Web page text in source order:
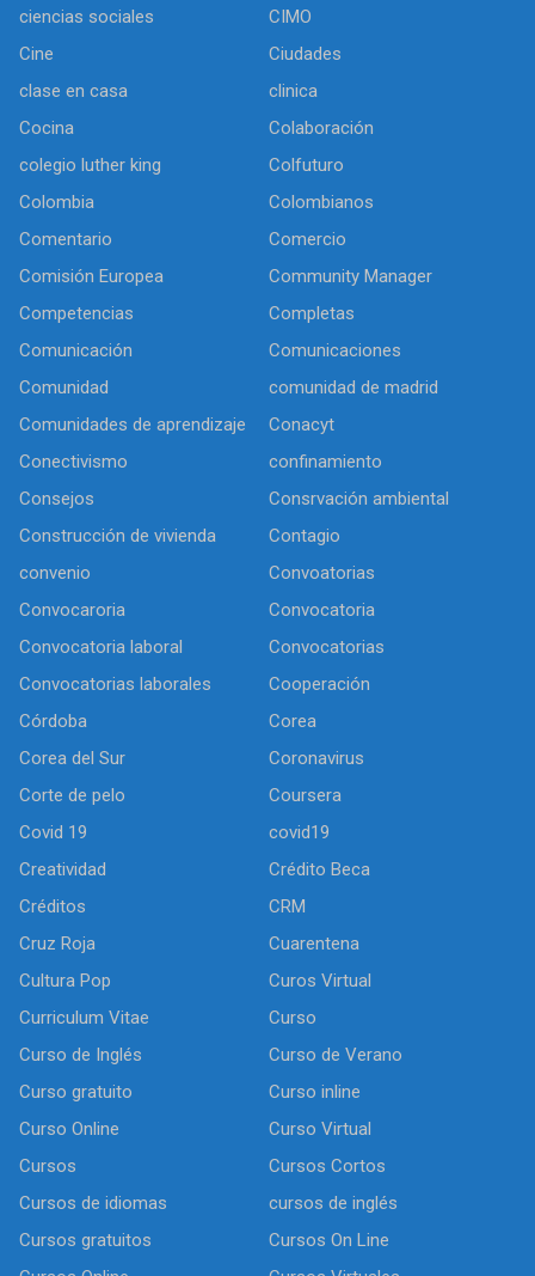
ciencias sociales
CIMO
Cine
Ciudades
clase en casa
clinica
Cocina
Colaboración
colegio luther king
Colfuturo
Colombia
Colombianos
Comentario
Comercio
Comisión Europea
Community Manager
Competencias
Completas
Comunicación
Comunicaciones
Comunidad
comunidad de madrid
Comunidades de aprendizaje
Conacyt
Conectivismo
confinamiento
Consejos
Consrvación ambiental
Construcción de vivienda
Contagio
convenio
Convoatorias
Convocaroria
Convocatoria
Convocatoria laboral
Convocatorias
Convocatorias laborales
Cooperación
Córdoba
Corea
Corea del Sur
Coronavirus
Corte de pelo
Coursera
Covid 19
covid19
Creatividad
Crédito Beca
Créditos
CRM
Cruz Roja
Cuarentena
Cultura Pop
Curos Virtual
Curriculum Vitae
Curso
Curso de Inglés
Curso de Verano
Curso gratuito
Curso inline
Curso Online
Curso Virtual
Cursos
Cursos Cortos
Cursos de idiomas
cursos de inglés
Cursos gratuitos
Cursos On Line